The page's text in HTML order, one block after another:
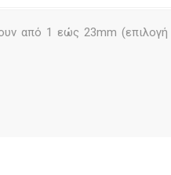
από 1 εώς 23mm